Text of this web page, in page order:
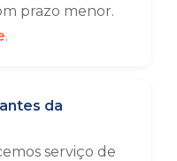
prazo menor.
.
da
serviço de